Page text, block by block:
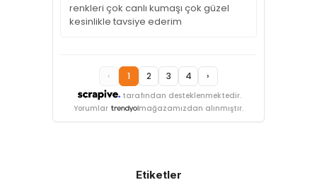
renkleri çok canlı kumaşı çok güzel
kesinlikle tavsiye ederim
tarafından desteklenmektedir.
‹ 1 2 3 4 ›
Yorumlar mağazamızdan alınmıştır.
Etiketler